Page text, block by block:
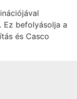
Ez befolyásolja a
és Casco